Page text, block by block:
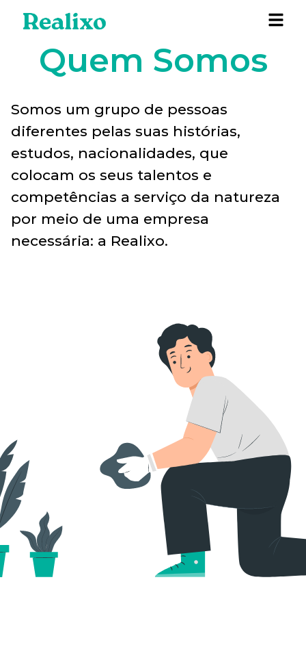
Quem Somos
Somos um grupo de pessoas
diferentes pelas suas histórias,
estudos, nacionalidades, que
colocam os seus talentos e
competências a serviço da natureza
por meio de uma empresa
necessária: a Realixo.